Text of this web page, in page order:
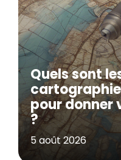
Quels sont
pour donner
?
5 août 2026